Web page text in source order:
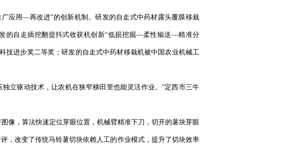
应用—再改进”的创新机制。研发的自走式中药材露头覆膜移栽
的自走插挖翻提抖式收获机创新“低损挖掘—柔性输送—精准分
技进步奖二等奖；研发的自走式中药材移栽机被中国农业机械工
立驱动技术，让农机在狭窄梯田里也能灵活作业。”定西市三牛
像，算法快速定位芽眼位置，机械臂精准下刀，切开的薯块芽眼
，改变了传统马铃薯切块依赖人工的作业模式，提升了切块效率